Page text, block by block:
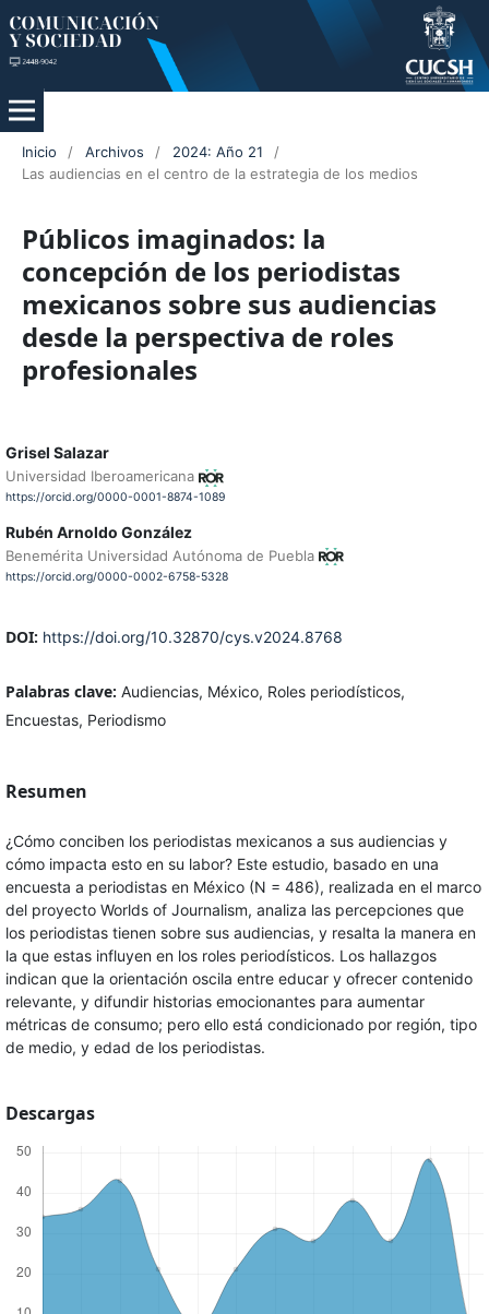
Inicio / Archivos / 2024: Año 21
/
Las audiencias en el centro de la estrategia de los medios
Públicos imaginados: la
concepción de los periodistas
mexicanos sobre sus audiencias
desde la perspectiva de roles
profesionales
Grisel Salazar
Universidad Iberoamericana
https://orcid.org/0000-0001-8874-1089
Rubén Arnoldo González
Benemérita Universidad Autónoma de Puebla
https://orcid.org/0000-0002-6758-5328
DOI: https://doi.org/10.32870/cys.v2024.8768
Palabras clave: Audiencias, México, Roles periodísticos,
Encuestas, Periodismo
Resumen
¿Cómo conciben los periodistas mexicanos a sus audiencias y
cómo impacta esto en su labor? Este estudio, basado en una
encuesta a periodistas en México (N = 486), realizada en el marco
del proyecto Worlds of Journalism, analiza las percepciones que
los periodistas tienen sobre sus audiencias, y resalta la manera en
la que estas influyen en los roles periodísticos. Los hallazgos
indican que la orientación oscila entre educar y ofrecer contenido
relevante, y difundir historias emocionantes para aumentar
métricas de consumo; pero ello está condicionado por región, tipo
de medio, y edad de los periodistas.
Descargas